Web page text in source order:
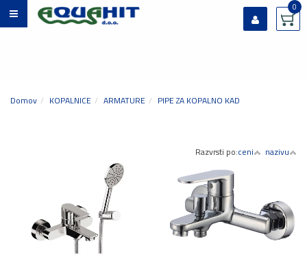
0
Domov KOPALNICE ARMATURE PIPE ZA KOPALNO KAD
Razvrsti po:ceni nazivu